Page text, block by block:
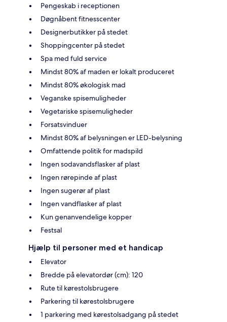
Pengeskab i receptionen
Døgnåbent fitnesscenter
Designerbutikker på stedet
Shoppingcenter på stedet
Spa med fuld service
Mindst 80% af maden er lokalt produceret
Mindst 80% økologisk mad
Veganske spisemuligheder
Vegetariske spisemuligheder
Forsatsvinduer
Mindst 80% af belysningen er LED-belysning
Omfattende politik for madspild
Ingen sodavandsflasker af plast
Ingen rørepinde af plast
Ingen sugerør af plast
Ingen vandflasker af plast
Kun genanvendelige kopper
Festsal
Hjælp til personer med et handicap
Elevator
Bredde på elevatordør (cm): 120
Rute til kørestolsbrugere
Parkering til kørestolsbrugere
1 parkering med kørestolsadgang på stedet